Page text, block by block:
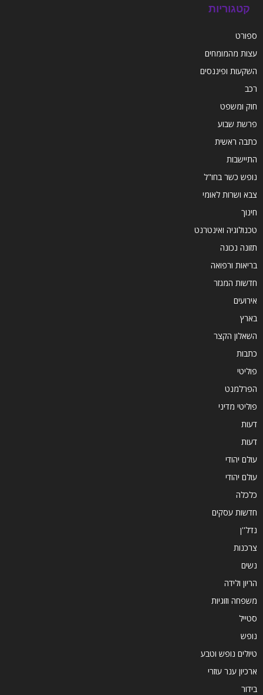
קטגוריות
ספורט
עצות מהמומחים
השקעות ופיננסים
רכב
חוק ומשפט
פרשת שבוע
כתבה ראשית
התיישבות
נופש כשר בחו"ל
צבא ושרות לאומי
חינוך
טכנולוגיה ואינטרנט
תזונה נכונה
בריאות ורפואה
חדשות המגזר
אירועים
בארץ
השאלון הקצר
כתבות
פוליטי
הפרלמנט
פוליטי מדיני
דעות
דעות
עולם יהודי
עולם יהודי
כלכלה
חדשות עסקים
נדל''ן
צרכנות
נשים
הריון ולידה
משפחה וזוגיות
סטייל
נופש
טיולים נופש וטבע
ארכיון ענר עוזרי
בידור